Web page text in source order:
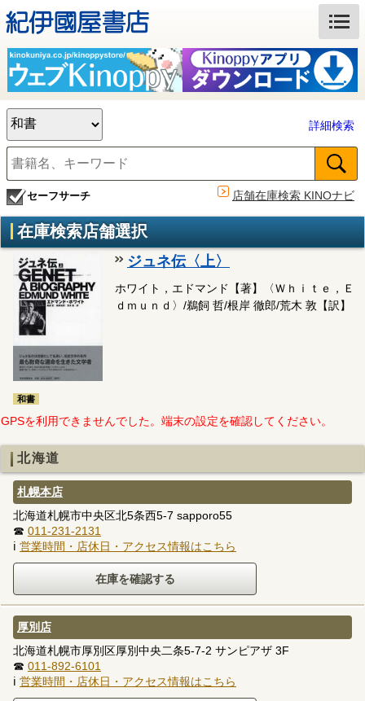
詳細検索
セーフサーチ 店舗在庫検索 KINOナビ
在庫検索店舗選択
和書
ジュネ伝〈上〉
ホワイト，エドマンド【著】〈Ｗｈｉｔｅ，Ｅ
ｄｍｕｎｄ〉/鵜飼 哲/根岸 徹郎/荒木 敦【訳】
GPSを利用できませんでした。端末の設定を確認してください。
北海道
札幌本店
北海道札幌市中央区北5条西5-7 sapporo55
☎ 011-231-2131
ℹ 営業時間・店休日・アクセス情報はこちら
厚別店
北海道札幌市厚別区厚別中央二条5-7-2 サンピアザ 3F
☎ 011-892-6101
ℹ 営業時間・店休日・アクセス情報はこちら